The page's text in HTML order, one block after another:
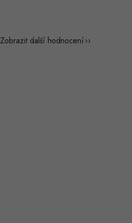
Zobrazit další hodnocení